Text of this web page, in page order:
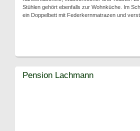
Stühlen gehört ebenfalls zur Wohnküche. Im
ein Doppelbett mit Federkernmatrazen und
Pension Lachmann